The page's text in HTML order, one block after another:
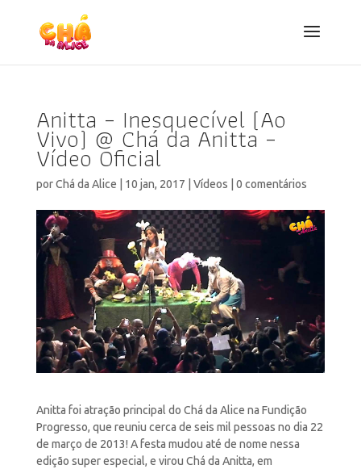
Anitta – Inesquecível (Ao
Vivo) @ Chá da Anitta –
Vídeo Oficial
porChá da Alice 10 jan, 2017 Vídeos 0 comentários
Anitta foi atração principal do Chá da Alice na Fundição
Progresso, que reuniu cerca de seis mil pessoas no dia 22
de março de 2013! A festa mudou até de nome nessa
edição super especial, e virou Chá da Anitta, em